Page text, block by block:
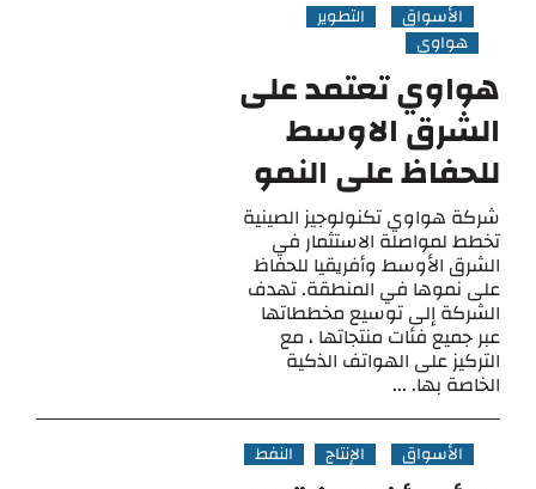
الأسواق
التطوير
هواوي
هواوي تعتمد على
الشرق الاوسط
للحفاظ على النمو
شركة هواوي تكنولوجيز الصينية
تخطط لمواصلة الاستثمار في
الشرق الأوسط وأفريقيا للحفاظ
على نموها في المنطقة. تهدف
الشركة إلى توسيع مخططاتها
عبر جميع فئات منتجاتها ، مع
التركيز على الهواتف الذكية
الخاصة بها. ...
الأسواق الإنتاج النفط